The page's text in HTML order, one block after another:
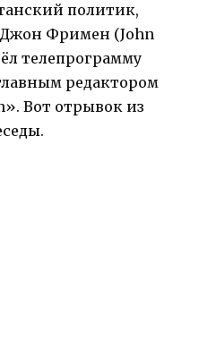
политик,
Фримен (John
телепрограмму
редактором
Вот отрывок из